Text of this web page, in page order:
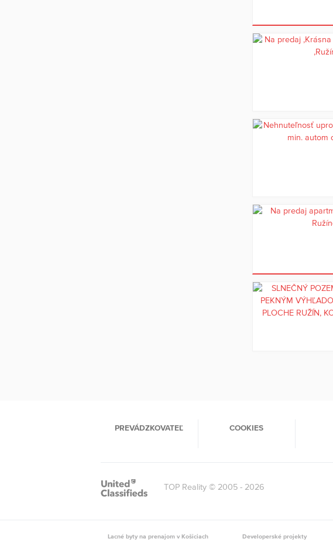
PREVÁDZKOVATEĽ COOKIES
TOP Reality © 2005 - 2026
Lacné byty na prenajom v Košiciach Developerské projekty